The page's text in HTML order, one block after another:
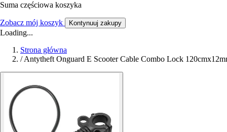
Suma częściowa koszyka
Zobacz mój koszyk Kontynuuj zakupy
Loading...
Strona główna
/ Antytheft Onguard E Scooter Cable Combo Lock